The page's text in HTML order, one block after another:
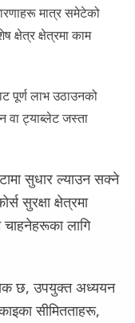
मात्र समेटेको
क्षेत्र क्षेत्रमा काम
पूर्ण लाभ उठाउनको
वा ट्याब्लेट जस्ता
सुधार ल्याउन सक्ने
सुरक्षा क्षेत्रमा
लागि
छ, उपयुक्त अध्ययन
सीमितताहरू,